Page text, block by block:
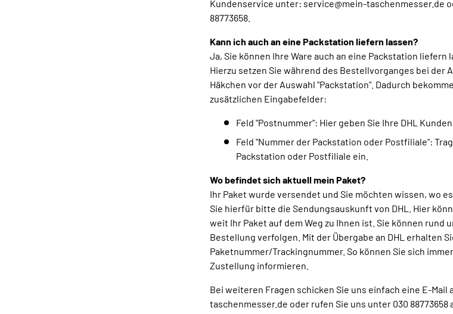
Kundenservice unter: service@mein-taschenmesser.de
88773658.
Kann ich auch an eine Packstation liefern lassen?
Ja, Sie können Ihre Ware auch an eine Packstation liefern
Hierzu setzen Sie während des Bestellvorganges bei der
Häkchen vor der Auswahl "Packstation". Dadurch
zusätzlichen Eingabefelder:
Feld "Postnummer": Hier geben Sie Ihre DHL
Feld "Nummer der Packstation oder Postfiliale":
Packstation oder Postfiliale ein.
Wo befindet sich aktuell mein Paket?
Ihr Paket wurde versendet und Sie möchten wissen, wo
Sie hierfür bitte die Sendungsauskunft von DHL. Hier
weit Ihr Paket auf dem Weg zu Ihnen ist. Sie können rund
Bestellung verfolgen. Mit der Übergabe an DHL erhalten
Paketnummer/Trackingnummer. So können Sie sich
Zustellung informieren.
Bei weiteren Fragen schicken Sie uns einfach eine E-Mail
taschenmesser.de oder rufen Sie uns unter 030 88773658